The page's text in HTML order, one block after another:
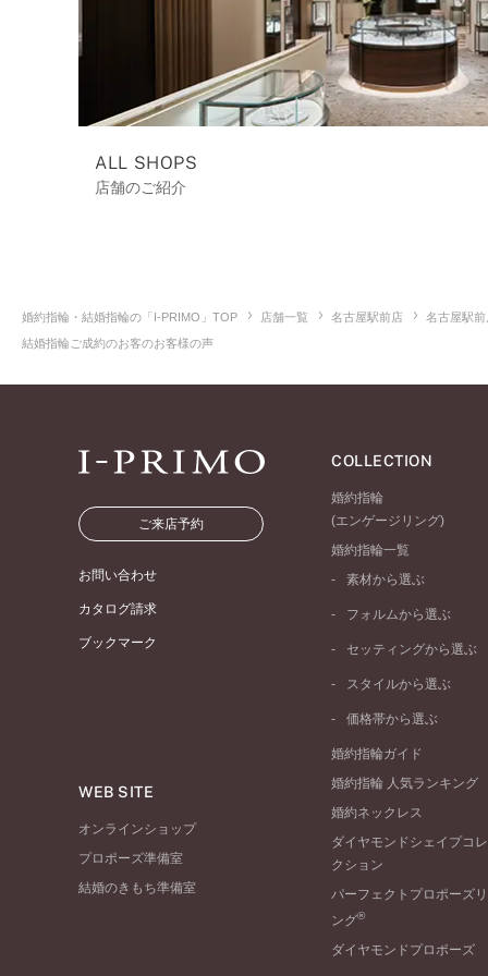
ALL SHOPS
店舗のご紹介
婚約指輪・結婚指輪の「I-PRIMO」TOP 店舗一覧 名古屋駅前店
名古屋駅
結婚指輪ご成約のお客のお客様の声
ご来店予約
お問い合わせ
カタログ請求
ブックマーク
WEB SITE
オンラインショップ
プロポーズ準備室
結婚のきもち準備室
COLLECTION
婚約指輪
(エンゲージリング)
婚約指輪一覧
素材から選ぶ
プラチナ
ピンクゴールド
ペールブラウンゴール
フォルムから選ぶ
ストレートライン
V字ライン
セッティングから選ぶ
ソリテール
ダブルサイドメレ
ラインメレ
スタイルから選ぶ
シンプル
モード
エレガント
ゴージャス
価格帯から選ぶ
50万円台～
20万円台～
10万円台～
婚約指輪ガイド
婚約指輪 人気ランキング
婚約ネックレス
ダイヤモンドシェイプコレ
クション
パーフェクトプロポーズリ
ング®
ダイヤモンドプロポーズ